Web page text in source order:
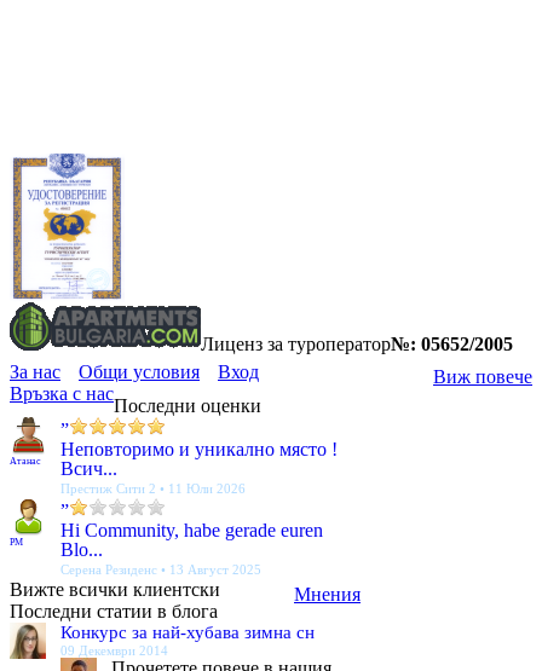
Лиценз за туроператор№: 05652/2005
Виж повече
За нас Общи условия
Вход
Връзка с нас
Последни оценки
Атанас
”
Неповторимо и уникално място !
Всич...
Престиж Сити 2 • 11 Юли 2026
PM
”
Hi Community, habe gerade euren
Blo...
Серена Резиденс • 13 Август 2025
Мнения
Вижте всички клиентски
Последни статии в блога
Конкурс за най-хубава зимна сн
09 Декември 2014